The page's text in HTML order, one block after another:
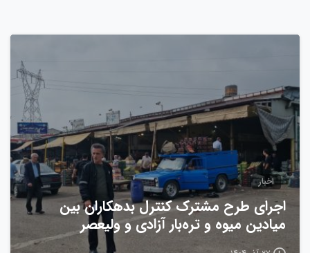
اخبار
اجرای طرح مشترک کنترل بدهکاران بین
میادین میوه و تره‌بار آزادی و ولیعصر